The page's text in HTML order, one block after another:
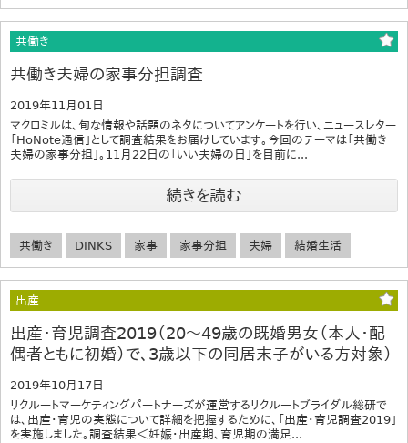
共働き
共働き夫婦の家事分担調査
2019年11月01日
マクロミルは、旬な情報や話題のネタについてアンケートを行い、ニュースレター
「HoNote通信」として調査結果をお届けしています。今回のテーマは「共働き
夫婦の家事分担」。11月22日の「いい夫婦の日」を目前に...
続きを読む
共働き DINKS 家事 家事分担 夫婦 結婚生活
出産
出産・育児調査2019（20～49歳の既婚男女（本人・配
偶者ともに初婚）で、3歳以下の同居末子がいる方対象）
2019年10月17日
リクルートマーケティングパートナーズが運営するリクルートブライダル総研で
は、出産・育児の実態について詳細を把握するために、「出産・育児調査2019」
を実施しました。調査結果＜妊娠・出産期、育児期の満足...